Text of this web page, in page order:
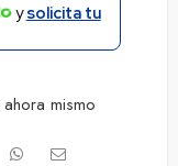
ysolicita tu
mismo